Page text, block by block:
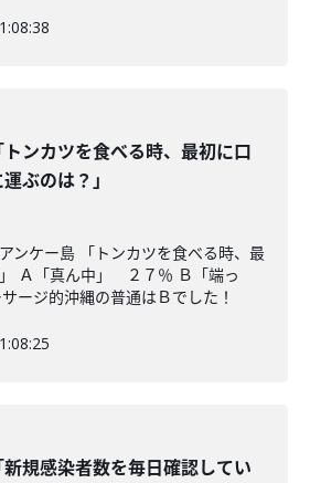
トンカツを食べる時、最初に口
ぶのは？」
ンケー島 「トンカツを食べる時、最
Ａ「真ん中」 ２７％ Ｂ「端っ
ージ的沖縄の普通はＢでした！
新規感染者数を毎日確認してい